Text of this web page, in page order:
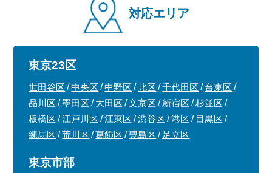
対応エリア
東京23区
世田谷区 中央区 中野区 北区 千代田区
台東区
品川区
墨田区 大田区 文京区 新宿区
杉並区
板橋区
江戸川区 江東区 渋谷区 港区
目黒区
練馬区
荒川区 葛飾区 豊島区 足立区
東京市部